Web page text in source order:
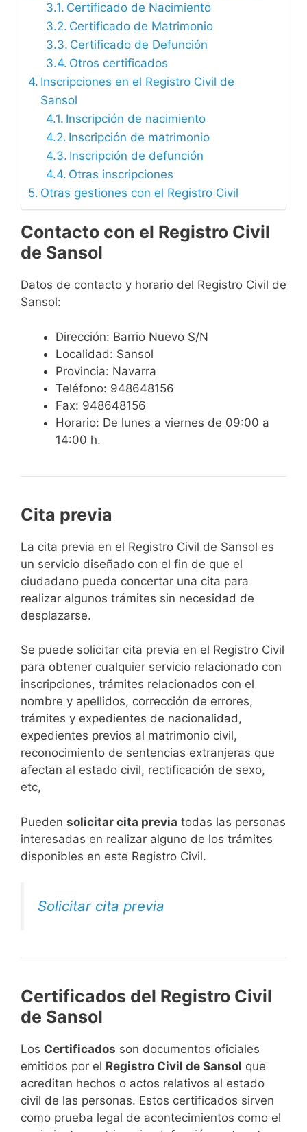
Certificado de Nacimiento
Certificado de Matrimonio
Certificado de Defunción
Otros certificados
Inscripciones en el Registro Civil de
Sansol
Inscripción de nacimiento
Inscripción de matrimonio
Inscripción de defunción
Otras inscripciones
Otras gestiones con el Registro Civil
Contacto con el Registro Civil
de Sansol
Datos de contacto y horario del Registro Civil de
Sansol:
Dirección: Barrio Nuevo S/N
Localidad: Sansol
Provincia: Navarra
Teléfono: 948648156
Fax: 948648156
Horario: De lunes a viernes de 09:00 a
14:00 h.
Cita previa
​​​​​​​​​​​​​​​​​​​​​​​​​​​​La cita previa en el Registro Civil de Sansol es
un servicio diseñado con el fin de que el
ciudadano pueda concertar una cita para
realizar algunos trámites sin necesidad de
desplazarse.​
Se puede solicitar cita previa en el Registro Civil
para obtener cualquier servicio relacionado con
inscripciones, trámites relacionados con el
nombre y apellidos, corrección de errores,
trámites y expedientes de nacionalidad,
expedientes previos al matrimonio civil,
reconocimiento de sentencias extranjeras que
afectan al estado civil, rectificación de sexo,
etc,
​Pueden solicitar cita previa todas las personas
interesadas en realizar alguno de los trámites
disponibles en este Registro Civil.​
Solicitar cita previa
Certificados del Registro Civil
de Sansol
Los Certificados son documentos oficiales
emitidos por el Registro Civil de Sansol que
acreditan hechos o actos relativos al estado
civil de las personas. Estos certificados sirven
como prueba legal de acontecimientos como el